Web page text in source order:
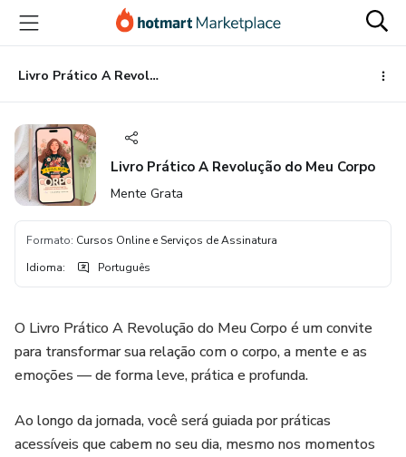
para
conteúdo
principal
para
pagamento
para
rodapé
Livro Prático A Revolução do Meu Corpo
Livro Prático A Revolução do Meu Corpo
Mente Grata
Formato: Cursos Online e Serviços de Assinatura
Idioma: Português
O Livro Prático A Revolução do Meu Corpo é um convite
para transformar sua relação com o corpo, a mente e as
emoções — de forma leve, prática e profunda.
Ao longo da jornada, você será guiada por práticas
acessíveis que cabem no seu dia, mesmo nos momentos